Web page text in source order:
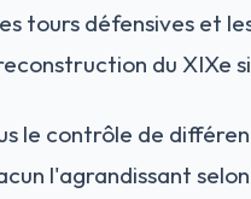
tours défensives et
du XIXe
le contrôle de
l'agrandissant